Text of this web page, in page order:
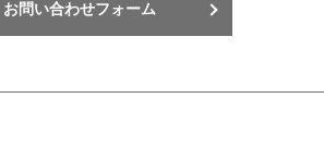
お問い合わせフォーム